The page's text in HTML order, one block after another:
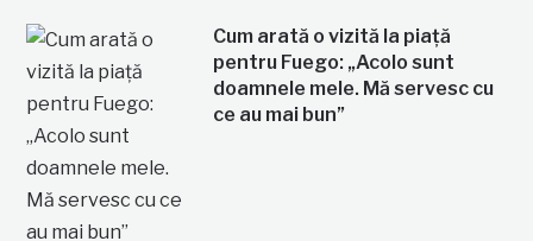
Cum arată o vizită la piață
pentru Fuego: „Acolo sunt
doamnele mele. Mă servesc cu
ce au mai bun”